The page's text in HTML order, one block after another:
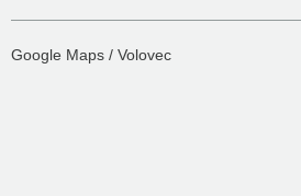
Google Maps / Volovec